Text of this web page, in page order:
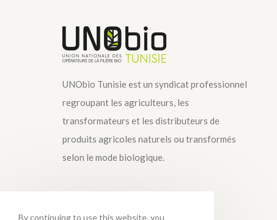
UNObio Tunisie est un syndicat professionnel
regroupant les agriculteurs, les
transformateurs et les distributeurs de
produits agricoles naturels ou transformés
selon le mode biologique.
By continuing to use this website, you